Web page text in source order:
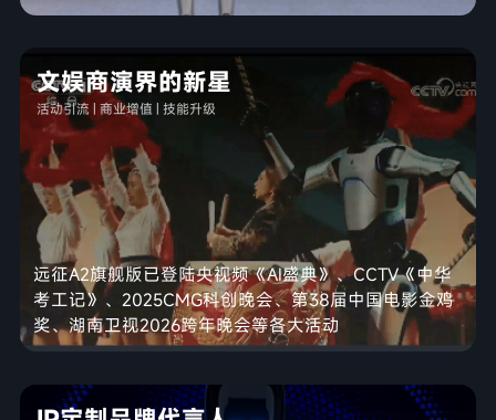
文娱商演界的新星
活动引流 | 商业增值 | 技能升级
远征A2旗舰版已登陆央视频《AI盛典》、CCTV《中华
考工记》、2025CMG科创晚会、第38届中国电影金鸡
奖、湖南卫视2026跨年晚会等各大活动